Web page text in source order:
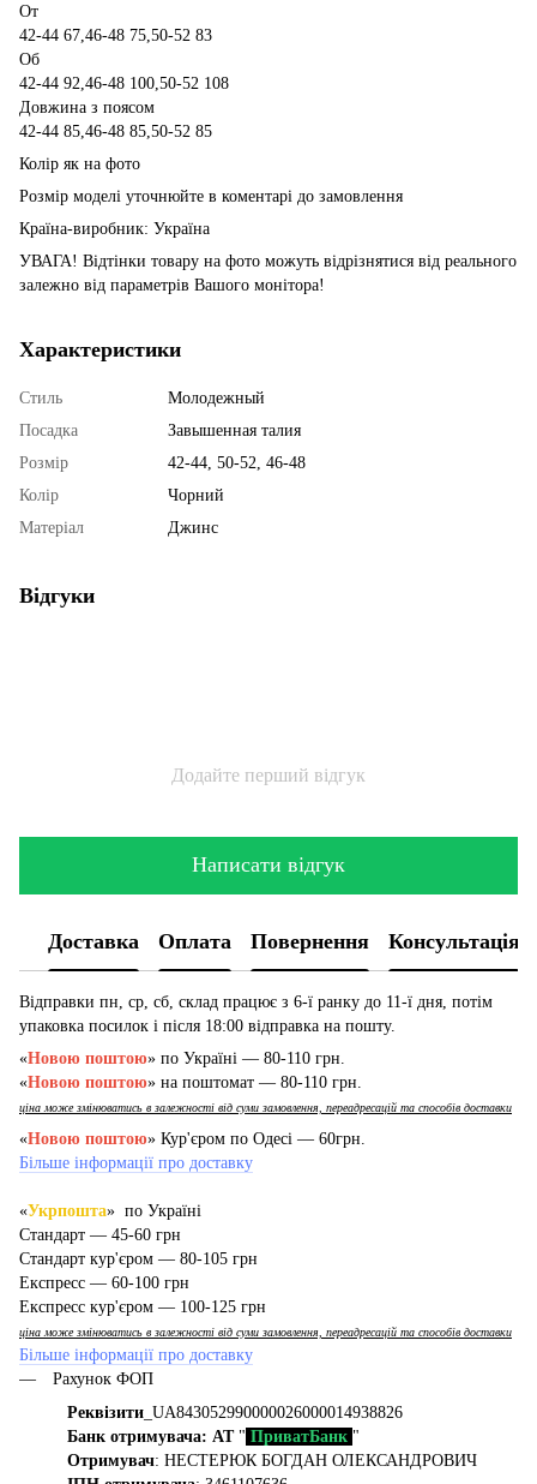
От
42-44 67,46-48 75,50-52 83
Об
42-44 92,46-48 100,50-52 108
Довжина з поясом
42-44 85,46-48 85,50-52 85
Колір як на фото
Розмір моделі уточнюйте в коментарі до замовлення
Країна-виробник: Україна
УВАГА! Відтінки товару на фото можуть відрізнятися від реального
залежно від параметрів Вашого монітора!
Характеристики
Стиль
Молодежный
Посадка
Завышенная талия
Розмір
42-44, 50-52, 46-48
Колір
Чорний
Матеріал
Джинс
Відгуки
Додайте перший відгук
Написати відгук
Доставка Оплата Повернення Консультація
Відправки пн, ср, сб, склад працює з 6-ї ранку до 11-ї дня, потім
упаковка посилок і після 18:00 відправка на пошту.
«Новою поштою» по Україні — 80-110 грн.
«Новою поштою» на поштомат — 80-110 грн.
ціна може змінюватись в залежності від суми замовлення, переадресацій та способів доставки
«Новою поштою» Кур'єром по Одесі — 60грн.
Більше інформації про доставку
«Укрпошта» по Україні
Стандарт — 45-60 грн
Стандарт кур'єром — 80-105 грн
Експресс — 60-100 грн
Експресс кур'єром — 100-125 грн
ціна може змінюватись в залежності від суми замовлення, переадресацій та способів доставки
Більше інформації про доставку
Рахунок ФОП
Реквізити _UA843052990000026000014938826
Банк отримувача: АТ" ПриватБанк "
Отримувач: НЕСТЕРЮК БОГДАН ОЛЕКСАНДРОВИЧ